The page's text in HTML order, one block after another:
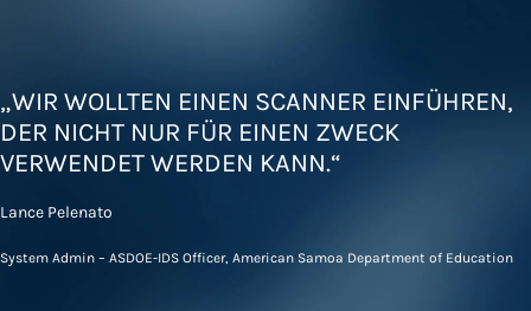
„WIR WOLLTEN EINEN SCANNER EINFÜHREN,
DER NICHT NUR FÜR EINEN ZWECK
VERWENDET WERDEN KANN.“
Lance Pelenato
System Admin – ASDOE-IDS Officer, American Samoa Department of Education